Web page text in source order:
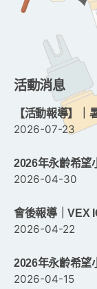
活動消息
【活動報導】｜
2026-07-23
2026年永齡希望
2026-04-30
會後報導｜VEX
2026-04-22
2026年永齡希望
2026-04-15